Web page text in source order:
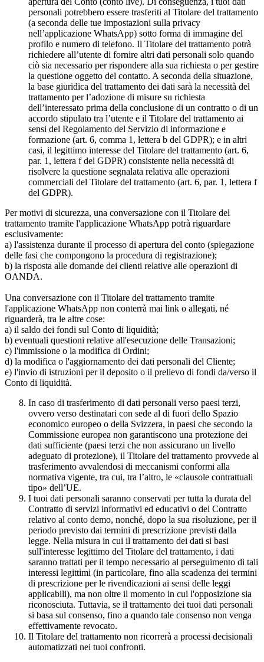
personali potrebbero essere trasferiti al Titolare del trattamento
(a seconda delle tue impostazioni sulla privacy
nell’applicazione WhatsApp) sotto forma di immagine del
profilo e numero di telefono. Il Titolare del trattamento potrà
richiedere all’utente di fornire altri dati personali solo quando
ciò sia necessario per rispondere alla sua richiesta o per gestire
la questione oggetto del contatto. A seconda della situazione,
la base giuridica del trattamento dei dati sarà la necessità del
trattamento per l’adozione di misure su richiesta
dell’interessato prima della conclusione di un contratto o di un
accordo stipulato tra l’utente e il Titolare del trattamento ai
sensi del Regolamento del Servizio di informazione e
formazione (art. 6, comma 1, lettera b del GDPR); e in altri
casi, il legittimo interesse del Titolare del trattamento (art. 6,
par. 1, lettera f del GDPR) consistente nella necessità di
risolvere la questione segnalata relativa alle operazioni
commerciali del Titolare del trattamento (art. 6, par. 1, lettera f
del GDPR).
Per motivi di sicurezza, una conversazione con il Titolare del
trattamento tramite l'applicazione WhatsApp potrà riguardare
esclusivamente:
a) l'assistenza durante il processo di apertura del conto (spiegazione
delle fasi che compongono la procedura di registrazione);
b) la risposta alle domande dei clienti relative alle operazioni di
OANDA.
Una conversazione con il Titolare del trattamento tramite
l'applicazione WhatsApp non conterrà mai link o allegati, né
riguarderà, tra le altre cose:
a) il saldo dei fondi sul Conto di liquidità;
b) eventuali questioni relative all'esecuzione delle Transazioni;
c) l'immissione o la modifica di Ordini;
d) la modifica o l'aggiornamento dei dati personali del Cliente;
e) l'invio di istruzioni per il deposito o il prelievo di fondi da/verso il
Conto di liquidità.
In caso di trasferimento di dati personali verso paesi terzi,
ovvero verso destinatari con sede al di fuori dello Spazio
economico europeo o della Svizzera, in paesi che secondo la
Commissione europea non garantiscono una protezione dei
dati sufficiente (paesi terzi che non assicurano un livello
adeguato di protezione), il Titolare del trattamento provvede al
trasferimento avvalendosi di meccanismi conformi alla
normativa vigente, tra cui, tra l’altro, le «clausole contrattuali
tipo» dell’UE.
I tuoi dati personali saranno conservati per tutta la durata del
Contratto di servizi informativi ed educativi o del Contratto
relativo al conto demo, nonché, dopo la sua risoluzione, per il
periodo previsto dai termini di prescrizione previsti dalla
legge. Nella misura in cui il trattamento dei dati si basi
sull'interesse legittimo del Titolare del trattamento, i dati
saranno trattati per il tempo necessario al perseguimento di tali
interessi legittimi (in particolare, fino alla scadenza dei termini
di prescrizione per le rivendicazioni ai sensi delle leggi
applicabili), ma non oltre il momento in cui l'opposizione sia
riconosciuta. Tuttavia, se il trattamento dei tuoi dati personali
si basa sul consenso, fino a quando tale consenso non venga
effettivamente revocato.
Il Titolare del trattamento non ricorrerà a processi decisionali
automatizzati nei tuoi confronti.